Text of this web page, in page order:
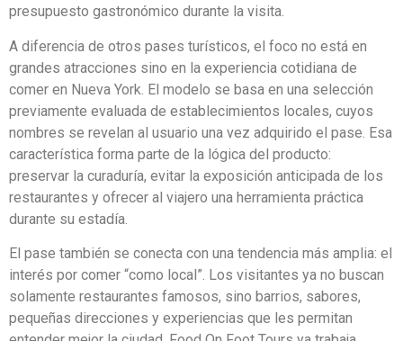
presupuesto gastronómico durante la visita.
A diferencia de otros pases turísticos, el foco no está en
grandes atracciones sino en la experiencia cotidiana de
comer en Nueva York. El modelo se basa en una selección
previamente evaluada de establecimientos locales, cuyos
nombres se revelan al usuario una vez adquirido el pase. Esa
característica forma parte de la lógica del producto:
preservar la curaduría, evitar la exposición anticipada de los
restaurantes y ofrecer al viajero una herramienta práctica
durante su estadía.
El pase también se conecta con una tendencia más amplia: el
interés por comer “como local”. Los visitantes ya no buscan
solamente restaurantes famosos, sino barrios, sabores,
pequeñas direcciones y experiencias que les permitan